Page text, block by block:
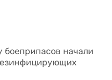
боеприпасов начали